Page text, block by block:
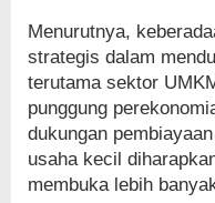
Menurutnya,
strategis dalam
terutama sektor
punggung
dukungan
usaha kecil
membuka lebih